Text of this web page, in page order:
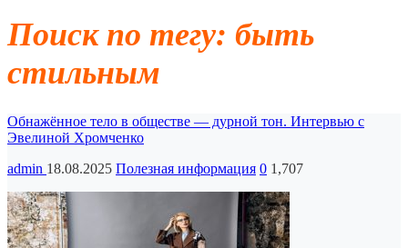
Поиск по тегу: быть
стильным
Обнажённое тело в обществе — дурной тон. Интервью с
Эвелиной Хромченко
admin 18.08.2025 Полезная информация 0 1,707